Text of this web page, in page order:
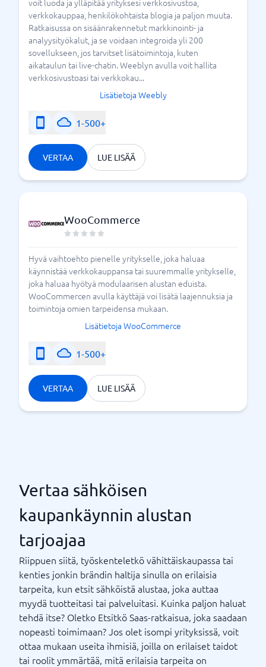
voit luoda ja ylläpitää yrityksesi verkkosivustoa,
verkkokauppaa, henkilökohtaista blogia ja paljon muuta.
Ratkaisussa on sisäänrakennetut markkinointi- ja
analyysityökalut, ja se voidaan integroida yli 200
sovellukseen, jos tarvitset lisätoimintoja, kuten
aikataulun tai live-chatin. Weeblyn avulla voit hallita
verkkosivustoasi tai verkkokau...
Lisätietoja Weebly
1-500+
VERTAA LUE LISÄÄ
WooCommerce
Hyvä vaihtoehto pienelle yritykselle, joka haluaa
käynnistää verkkokauppansa tai suuremmalle yritykselle,
joka haluaa hyötyä modulaarisen alustan eduista.
WooCommercen avulla käyttäjä voi lisätä laajennuksia ja
toimintoja omien tarpeidensa mukaan.
Lisätietoja WooCommerce
1-500+
VERTAA LUE LISÄÄ
Vertaa sähköisen
kaupankäynnin alustan
tarjoajaa
Riippuen siitä, työskenteletkö vähittäiskaupassa tai
kenties jonkin brändin haltija sinulla on erilaisia ​​
tarpeita, kun etsit sähköistä alustaa, joka auttaa
myydä tuotteitasi tai palveluitasi. Kuinka paljon haluat
tehdä itse? Oletko Etsitkö Saas-ratkaisua, joka saadaan
nopeasti toimimaan? Jos olet isompi yrityksissä, voit
ottaa mukaan useita ihmisiä, joilla on erilaiset taidot
tai roolit ymmärtää, mitä erilaisia ​​tarpeita on